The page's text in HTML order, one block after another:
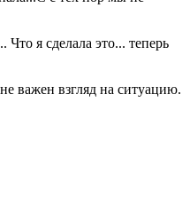
я сделала это... теперь
важен взгляд на ситуацию.